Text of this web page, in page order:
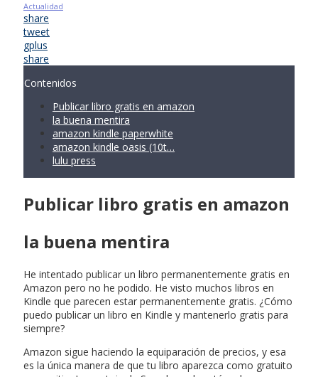
Actualidad
share
tweet
gplus
share
Contenidos
Publicar libro gratis en amazon
la buena mentira
amazon kindle paperwhite
amazon kindle oasis (10t…
lulu press
Publicar libro gratis en amazon
la buena mentira
He intentado publicar un libro permanentemente gratis en
Amazon pero no he podido. He visto muchos libros en
Kindle que parecen estar permanentemente gratis. ¿Cómo
puedo publicar un libro en Kindle y mantenerlo gratis para
siempre?
Amazon sigue haciendo la equiparación de precios, y esa
es la única manera de que tu libro aparezca como gratuito